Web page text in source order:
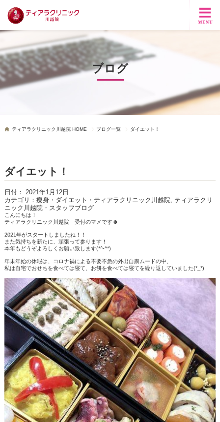
ブログ
ティアラクリニック川越院 HOME ブログ一覧 ダイエット！
ダイエット！
日付： 2021年1月12日
カテゴリ： 痩身・ダイエット・ティアラクリニック川越院, ティアラクリ
ニック川越院・スタッフブログ
こんにちは！
ティアラクリニック川越院 受付のマメです☻
2021年がスタートしましたね！！
また気持ちを新たに、頑張って参ります！
本年もどうぞよろしくお願い致します(*^-^*)
年末年始の休暇は、コロナ禍による不要不急の外出自粛ムードの中、
私は自宅でおせちを食べては寝て、お餅を食べては寝てを繰り返していました(*_*)